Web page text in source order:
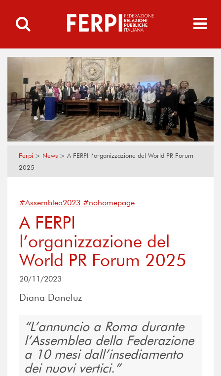
Ferpi > News > A FERPI l’organizzazione del World PR Forum
2025
#Assemblea2023 #nohomepage
A FERPI
l’organizzazione del
World PR Forum 2025
20/11/2023
Diana Daneluz
L’annuncio a Roma durante
l’Assemblea della Federazione
a 10 mesi dall’insediamento
dei nuovi vertici.